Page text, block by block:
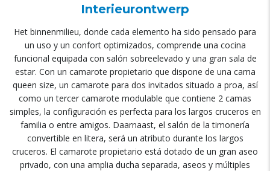
Interieurontwerp
Het binnenmilieu, donde cada elemento ha sido pensado para
un uso y un confort optimizados, comprende una cocina
funcional equipada con salón sobreelevado y una gran sala de
estar. Con un camarote propietario que dispone de una cama
queen size, un camarote para dos invitados situado a proa, así
como un tercer camarote modulable que contiene 2 camas
simples, la configuración es perfecta para los largos cruceros en
familia o entre amigos. Daarnaast, el salón de la timonería
convertible en litera, será un atributo durante los largos
cruceros. El camarote propietario está dotado de un gran aseo
privado, con una amplia ducha separada, aseos y múltiples